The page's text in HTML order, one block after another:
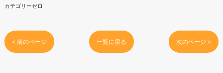
カテゴリーゼロ
< 前のページ 一覧に戻る 次のページ >